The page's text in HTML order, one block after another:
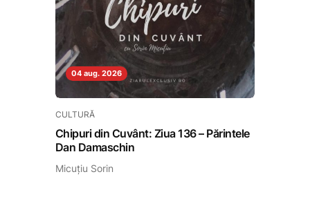
04 aug. 2026
CULTURĂ
Chipuri din Cuvânt: Ziua 136 – Părintele
Dan Damaschin
Micuțiu Sorin